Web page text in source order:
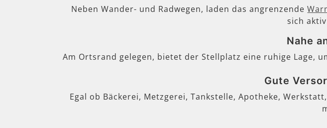
Neben Wander- und Radwegen, laden das angrenzende
sich
Nahe
Am Ortsrand gelegen, bietet der Stellplatz eine ruhige Lage,
Gute
Egal ob Bäckerei, Metzgerei, Tankstelle, Apotheke,